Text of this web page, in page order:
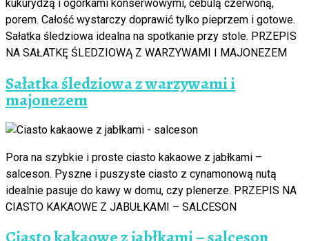
kukurydzą i ogórkami konserwowymi, cebulą czerwoną,
porem. Całość wystarczy doprawić tylko pieprzem i gotowe.
Sałatka śledziowa idealna na spotkanie przy stole. PRZEPIS
NA SAŁATKĘ ŚLEDZIOWĄ Z WARZYWAMI I MAJONEZEM
Sałatka śledziowa z warzywami i
majonezem
Pora na szybkie i proste ciasto kakaowe z jabłkami –
salceson. Pyszne i puszyste ciasto z cynamonową nutą
idealnie pasuje do kawy w domu, czy plenerze. PRZEPIS NA
CIASTO KAKAOWE Z JABUŁKAMI – SALCESON